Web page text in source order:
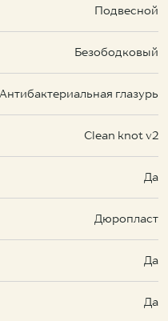
Подвесной
Безободковый
Антибактериальная глазурь
Clean knot v2
Да
Дюропласт
Да
Да